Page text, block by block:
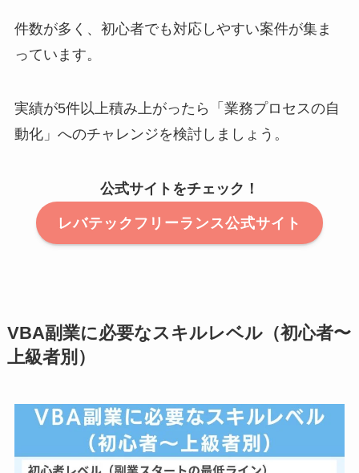
件数が多く、初心者でも対応しやすい案件が集ま
っています。
実績が5件以上積み上がったら「業務プロセスの自
動化」へのチャレンジを検討しましょう。
公式サイトをチェック！
レバテックフリーランス公式サイト
VBA副業に必要なスキルレベル（初心者〜
上級者別）